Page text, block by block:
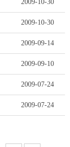
2009-10-30
2009-10-30
2009-09-14
2009-09-10
2009-07-24
2009-07-24